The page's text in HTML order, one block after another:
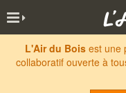
L'Air du Boisest une
collaboratif ouverte à